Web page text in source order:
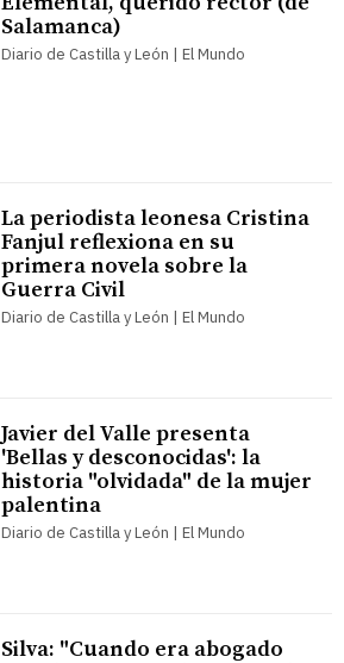
Salamanca)
Diario de Castilla y León | El Mundo
La periodista leonesa Cristina
Fanjul reflexiona en su
primera novela sobre la
Guerra Civil
Diario de Castilla y León | El Mundo
Javier del Valle presenta
'Bellas y desconocidas': la
historia "olvidada" de la mujer
palentina
Diario de Castilla y León | El Mundo
Silva: "Cuando era abogado